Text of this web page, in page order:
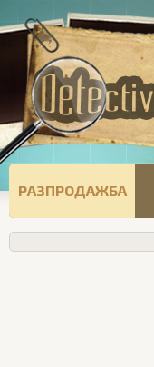
РАЗПРОДАЖБА